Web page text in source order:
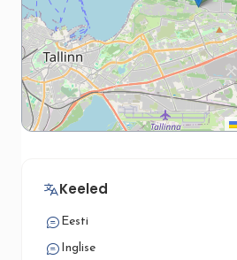
Keeled
Eesti
Inglise